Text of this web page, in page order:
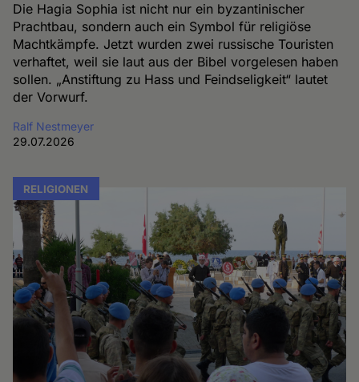
Die Hagia Sophia ist nicht nur ein byzantinischer
Prachtbau, sondern auch ein Symbol für religiöse
Machtkämpfe. Jetzt wurden zwei russische Touristen
verhaftet, weil sie laut aus der Bibel vorgelesen haben
sollen. „Anstiftung zu Hass und Feindseligkeit“ lautet
der Vorwurf.
Ralf Nestmeyer
29.07.2026
RELIGIONEN